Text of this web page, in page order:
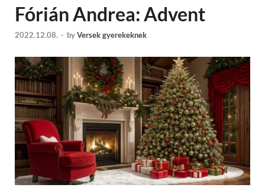
Fórián Andrea: Advent
2022.12.08. - byVersek gyerekeknek